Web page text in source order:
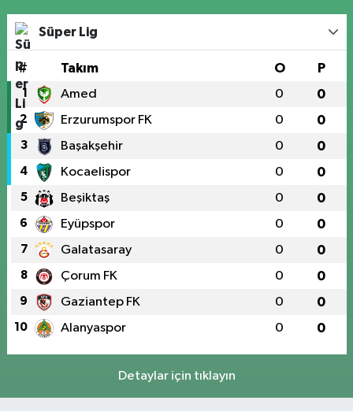
Süper Lig
# Takım O P
1 Amed 0 0
2 Erzurumspor FK 0 0
3 Başakşehir 0 0
4 Kocaelispor 0 0
5 Beşiktaş 0 0
6 Eyüpspor 0 0
7 Galatasaray 0 0
8 Çorum FK 0 0
9 Gaziantep FK 0 0
10 Alanyaspor 0 0
Detaylar için tıklayın